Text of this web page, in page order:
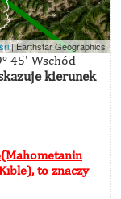
|Earthstar Geographics
45' Wschód
kierunek
to znaczy